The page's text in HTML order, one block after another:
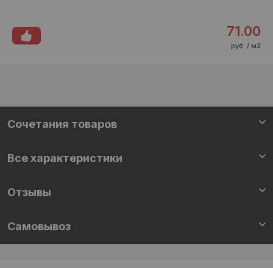
71.00
руб. / м2
Cочетания товаров
Все характеристики
Отзывы
Самовывоз